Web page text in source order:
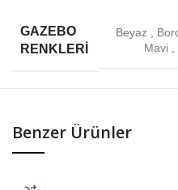
GAZEBO
RENKLERI
Beyaz ,
Mavi ,
Benzer Ürünler